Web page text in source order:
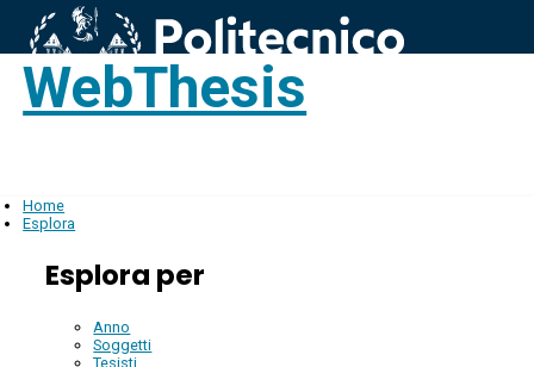
WebThesis
Home
Esplora
Esplora per
Anno
Soggetti
Tesisti